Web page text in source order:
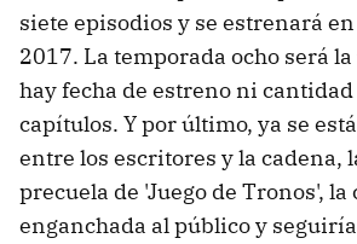
siete episodios y se estrenará
2017. La temporada ocho será
hay fecha de estreno ni cantidad
capítulos. Y por último, ya se
entre los escritores y la cadena,
precuela de 'Juego de Tronos',
enganchada al público y